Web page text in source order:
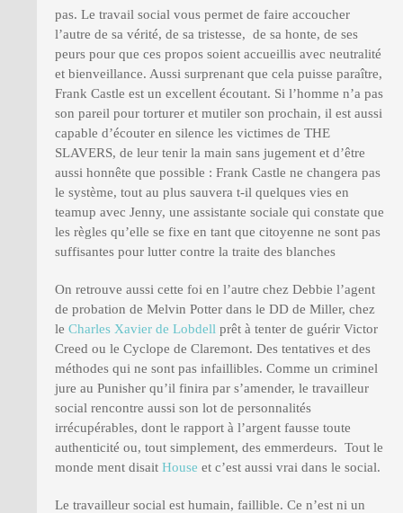
pas. Le travail social vous permet de faire accoucher
l’autre de sa vérité, de sa tristesse, de sa honte, de ses
peurs pour que ces propos soient accueillis avec neutralité
et bienveillance. Aussi surprenant que cela puisse paraître,
Frank Castle est un excellent écoutant. Si l’homme n’a pas
son pareil pour torturer et mutiler son prochain, il est aussi
capable d’écouter en silence les victimes de THE
SLAVERS, de leur tenir la main sans jugement et d’être
aussi honnête que possible : Frank Castle ne changera pas
le système, tout au plus sauvera t-il quelques vies en
teamup avec Jenny, une assistante sociale qui constate que
les règles qu’elle se fixe en tant que citoyenne ne sont pas
suffisantes pour lutter contre la traite des blanches
On retrouve aussi cette foi en l’autre chez Debbie l’agent
de probation de Melvin Potter dans le DD de Miller, chez
le Charles Xavier de Lobdell prêt à tenter de guérir Victor
Creed ou le Cyclope de Claremont. Des tentatives et des
méthodes qui ne sont pas infaillibles. Comme un criminel
jure au Punisher qu’il finira par s’amender, le travailleur
social rencontre aussi son lot de personnalités
irrécupérables, dont le rapport à l’argent fausse toute
authenticité ou, tout simplement, des emmerdeurs. Tout le
monde ment disait House et c’est aussi vrai dans le social.
Le travailleur social est humain, faillible. Ce n’est ni un